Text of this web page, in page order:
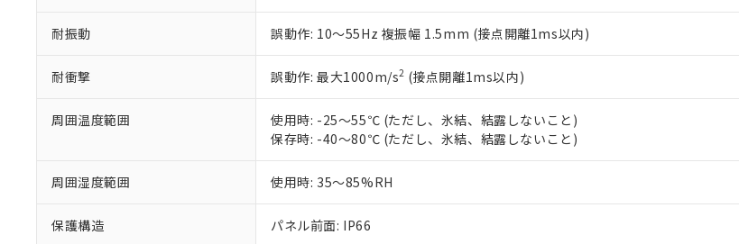
耐振動 誤動作: 10～55Hz 複振幅 1.5mm (接点開離1ms以内)
耐衝撃 誤動作: 最大1000m/s2 (接点開離1ms以内)
周囲温度範囲
使用時: -25～55℃ (ただし、氷結、結露しないこと)
保存時: -40～80℃ (ただし、氷結、結露しないこと)
周囲湿度範囲 使用時: 35～85%RH
保護構造 パネル前面: IP66